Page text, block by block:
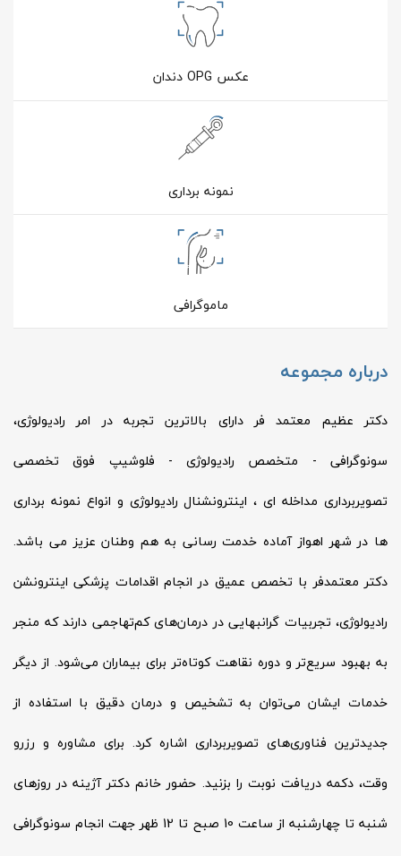
عکس OPG دندان
نمونه برداری
ماموگرافی
درباره مجموعه
دکتر عظیم معتمد فر دارای بالاترین تجربه در امر رادیولوژی،
سونوگرافی - متخصص رادیولوژی - فلوشیپ فوق تخصصی
تصویربرداری مداخله ای ، اینترونشنال رادیولوژی و انواع نمونه برداری
ها در شهر اهواز آماده خدمت رسانی به هم وطنان عزیز می باشد.
دکتر معتمدفر با تخصص عمیق در انجام اقدامات پزشکی اینترونشن
رادیولوژی، تجربیات گرانبهایی در درمان‌های کم‌تهاجمی دارند که منجر
به بهبود سریع‌تر و دوره نقاهت کوتاه‌تر برای بیماران می‌شود. از دیگر
خدمات ایشان می‌توان به تشخیص و درمان دقیق با استفاده از
جدیدترین فناوری‌های تصویربرداری اشاره کرد. برای مشاوره و رزرو
وقت، دکمه دریافت نوبت را بزنید. حضور خانم دکتر آژینه در روزهای
شنبه تا چهارشنبه از ساعت 10 صبح تا 12 ظهر جهت انجام سونوگرافی